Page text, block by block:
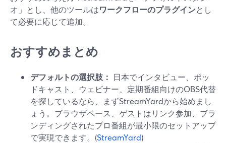
オ」とし、他のツールはワークフローのプラグインとし
て必要に応じて追加。
おすすめまとめ
デフォルトの選択肢： 日本でインタビュー、ポッ
ドキャスト、ウェビナー、定期番組向けのOBS代替
を探しているなら、まずStreamYardから始めまし
ょう。ブラウザベース、ゲストはリンク参加、ブラ
ンディングされたプロ番組が最小限のセットアップ
で実現できます。(StreamYard)